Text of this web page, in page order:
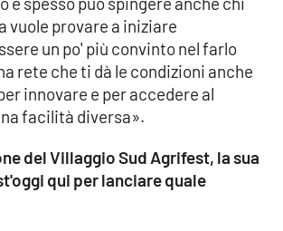
vuole provare a iniziare
un po' più convinto nel farlo
rete che ti dà le condizioni anche
innovare e per accedere al
facilità diversa».
del Villaggio Sud Agrifest, la sua
qui per lanciare quale